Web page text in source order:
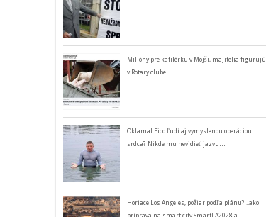
Milióny pre kafilérku v Mojši, majitelia figurujú
v Rotary clube
Oklamal Fico ľudí aj vymyslenou operáciou
srdca? Nikde mu nevidieť jazvu…
Horiace Los Angeles, požiar podľa plánu? ..ako